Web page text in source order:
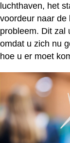
luchthaven, het
voordeur naar de
probleem. Dit zal
omdat u zich nu
hoe u er moet